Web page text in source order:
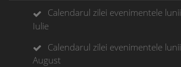
Calendarul zilei evenimentele lunii
Iulie
Calendarul zilei evenimentele lunii
August